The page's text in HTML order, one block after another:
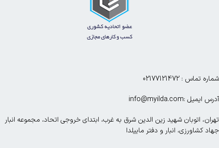
شماره تماس : 02177121472
آدرس ایمیل :info@myilda.com
تهران، اتوبان شهید زین الدین شرق به غرب، ابتدای خروجی اتحاد، مجموعه انبار
جهاد کشاورزی، انبار و دفتر ماییلدا